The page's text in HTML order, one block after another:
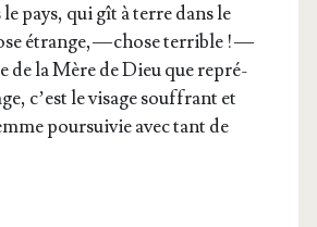
pays, qui gît à terre dans le
étrange, — chose ter­rible ! —
de la Mère de Dieu que repré­
c’est le visage souf­frant et
pour­sui­vie avec tant de